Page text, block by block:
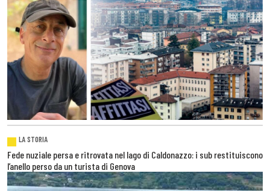
LA STORIA
Fede nuziale persa e ritrovata nel lago di Caldonazzo: i sub restituiscono
l’anello perso da un turista di Genova